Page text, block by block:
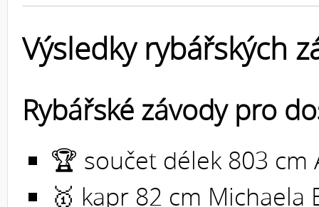
Výsledky rybářských
Rybářské závody pro
🏆 součet délek 803 cm
🥇 kapr 82 cm Michaela